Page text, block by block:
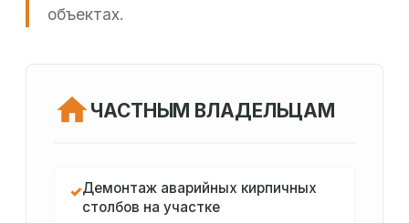
объектах.
ЧАСТНЫМ ВЛАДЕЛЬЦАМ
✓Демонтаж аварийных кирпичных
столбов на участке